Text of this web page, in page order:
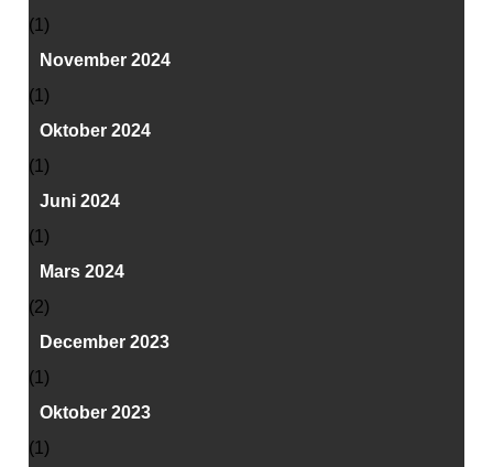
(1)
November 2024
(1)
Oktober 2024
(1)
Juni 2024
(1)
Mars 2024
(2)
December 2023
(1)
Oktober 2023
(1)